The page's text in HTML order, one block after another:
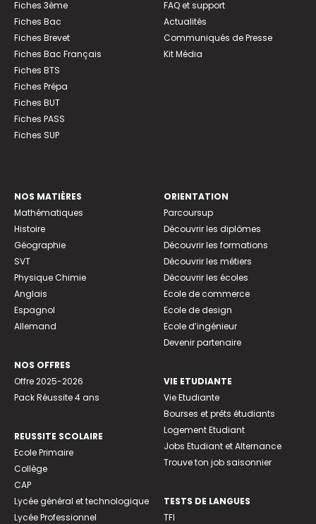
Fiches 3ème
Fiches Bac
Fiches Brevet
Fiches Bac Français
Fiches BTS
Fiches Prépa
Fiches BUT
Fiches PASS
Fiches SUP
FAQ et support
Actualités
Communiqués de Presse
Kit Média
NOS MATIÈRES
Mathématiques
Histoire
Géographie
SVT
Physique Chimie
Anglais
Espagnol
Allemand
NOS OFFRES
Offre 2025-2026
Pack Réussite 4 ans
REUSSITE SCOLAIRE
Ecole Primaire
Collège
CAP
Lycée général et technologique
Lycée Professionnel
ORIENTATION
Parcoursup
Découvrir les diplômes
Découvrir les formations
Découvrir les métiers
Découvrir les écoles
Ecole de commerce
Ecole de design
Ecole d’ingénieur
Devenir partenaire
VIE ETUDIANTE
Vie Etudiante
Bourses et prêts étudiants
Logement Etudiant
Jobs Etudiant et Alternance
Trouve ton job saisonnier
TESTS DE LANGUES
TFI